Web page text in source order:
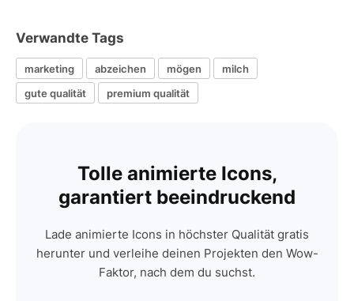
Verwandte Tags
marketing abzeichen mögen
milch
gute qualität
premium qualität
Tolle animierte Icons,
garantiert beeindruckend
Lade animierte Icons in höchster Qualität gratis
herunter und verleihe deinen Projekten den Wow-
Faktor, nach dem du suchst.